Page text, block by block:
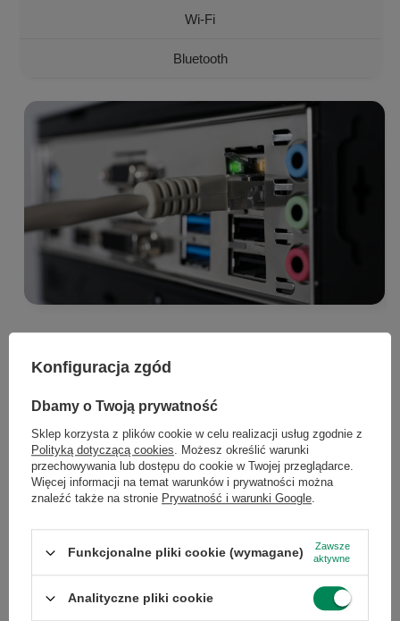
Wi-Fi
Bluetooth
Profesjonalny standard
łączności - stabilność i szybkość
W świecie biznesu czas to pieniądz, a
Komputer
ProOne 600 G3 oferuje starannie dobrany
Konfiguracja zgód
Dbamy o Twoją prywatność
Sklep korzysta z plików cookie w celu realizacji usług zgodnie z
Polityką dotyczącą cookies. Możesz określić warunki
przechowywania lub dostępu do cookie w Twojej przeglądarce.
Więcej informacji na temat warunków i prywatności można
znaleźć także na stronie Prywatność i warunki Google.
Funkcjonalne pliki cookie (wymagane)
Zawsze
aktywne
Analityczne pliki cookie